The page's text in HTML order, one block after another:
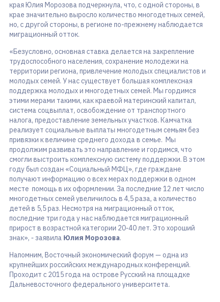
края Юлия Морозова подчеркнула, что, с одной стороны, в
крае значительно выросло количество многодетных семей,
но, с другой стороны, в регионе по-прежнему наблюдается
миграционный отток.
«Безусловно, основная ставка делается на закрепление
трудоспособного населения, сохранение молодежи на
территории региона, привлечение молодых специалистов и
молодых семей. У нас существует большая комплексная
поддержка молодых и многодетных семей. Мы гордимся
этими мерами такими, как краевой материнский капитал,
система соцвыплат, освобождение от транспортного
налога, предоставление земельных участков. Камчатка
реализует социальные выплаты многодетным семьям без
привязки к величине среднего дохода в семье. Мы
продолжим развивать это направление и гордимся, что
смогли выстроить комплексную систему поддержки. В этом
году был создан «Социальный МФЦ», где граждане
получают информацию о всех мерах поддержки в одном
месте помощь в их оформлении. За последние 12 лет число
многодетных семей увеличилось в 4,5 раза, а количество
детей в 5,5 раз. Несмотря на миграционный отток,
последние три года у нас наблюдается миграционный
прирост в возрастной категории 20-40 лет. Это хороший
знак», - заявила Юлия Морозова.
Напомним, Восточный экономический форум — одна из
крупнейших российских международных конференций.
Проходит с 2015 года на острове Русский на площадке
Дальневосточного федерального университета.